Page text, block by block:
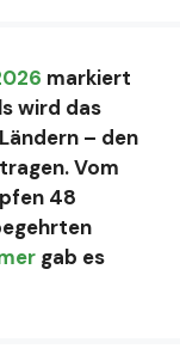
markiert
wird das
– den
Vom
48
gab es